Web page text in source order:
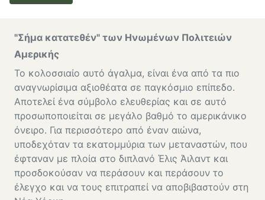
"Σήμα κατατεθέν" των Ηνωμένων Πολιτειών
Αμερικής
Το κολοσσιαίο αυτό άγαλμα, είναι ένα από τα πιο
αναγνωρίσιμα αξιοθέατα σε παγκόσμιο επίπεδο.
Αποτελεί ένα σύμβολο ελευθερίας και σε αυτό
προσωποποιείται σε μεγάλο βαθμό το αμερικάνικο
όνειρο. Για περισσότερο από έναν αιώνα,
υποδεχόταν τα εκατομμύρια των μεταναστών, που
έφταναν με πλοία στο διπλανό Έλις Άιλαντ και
προσδοκούσαν να περάσουν και περάσουν το
έλεγχο και να τους επιτραπεί να αποβιβαστούν στη